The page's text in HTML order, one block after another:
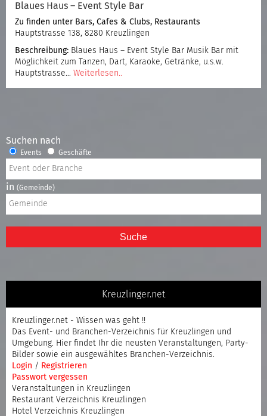
Blaues Haus – Event Style Bar
Zu finden unter Bars, Cafes & Clubs, Restaurants
Hauptstrasse 138, 8280 Kreuzlingen
Beschreibung: Blaues Haus – Event Style Bar Musik Bar mit
Möglichkeit zum Tanzen, Dart, Karaoke, Getränke, u.s.w.
Hauptstrasse… Weiterlesen..
Suchen nach
Events Geschäfte
in (Gemeinde)
Suche
Kreuzlinger.net
Kreuzlinger.net - Wissen was geht !!
Das Event- und Branchen-Verzeichnis für Kreuzlingen und
Umgebung. Hier findet Ihr die neusten Veranstaltungen, Party-
Bilder sowie ein ausgewähltes Branchen-Verzeichnis.
Login / Registrieren
Passwort vergessen
Veranstaltungen in Kreuzlingen
Restaurant Verzeichnis Kreuzlingen
Hotel Verzeichnis Kreuzlingen